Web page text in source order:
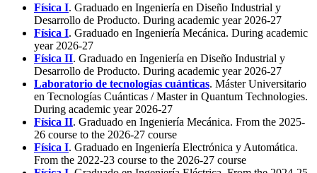
Física I. Graduado en Ingeniería en Diseño Industrial y
Desarrollo de Producto. During academic year 2026-27
Física I. Graduado en Ingeniería Mecánica. During academic
year 2026-27
Física II. Graduado en Ingeniería en Diseño Industrial y
Desarrollo de Producto. During academic year 2026-27
Laboratorio de tecnologías cuánticas. Máster Universitario
en Tecnologías Cuánticas / Master in Quantum Technologies.
During academic year 2026-27
Física II. Graduado en Ingeniería Mecánica. From the 2025-
26 course to the 2026-27 course
Física I. Graduado en Ingeniería Electrónica y Automática.
From the 2022-23 course to the 2026-27 course